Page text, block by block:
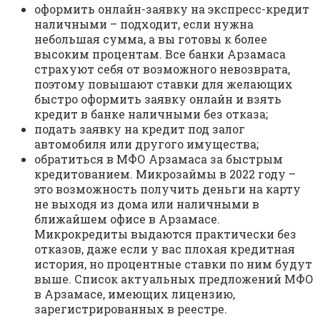
оформить онлайн-заявку на экспресс-кредит
наличными – подходит, если нужна
небольшая сумма, а вы готовы к более
высоким процентам. Все банки Арзамаса
страхуют себя от возможного невозврата,
поэтому повышают ставки для желающих
быстро оформить заявку онлайн и взять
кредит в банке наличными без отказа;
подать заявку на кредит под залог
автомобиля или другого имущества;
обратиться в МФО Арзамаса за быстрым
кредитованием. Микрозаймы в 2022 году –
это возможность получить деньги на карту
не выходя из дома или наличными в
ближайшем офисе в Арзамасе.
Микрокредиты выдаются практически без
отказов, даже если у вас плохая кредитная
история, но процентные ставки по ним будут
выше. Список актуальных предложений МФО
в Арзамасе, имеющих лицензию,
зарегистрированных в реестре.